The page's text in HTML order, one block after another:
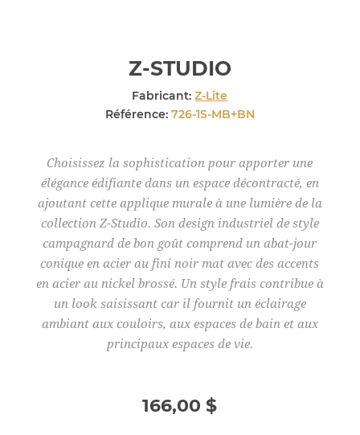
Z-STUDIO
Fabricant: Z-Lite
Référence: 726-1S-MB+BN
Choisissez la sophistication pour apporter une
élégance édifiante dans un espace décontracté, en
ajoutant cette applique murale à une lumière de la
collection Z-Studio. Son design industriel de style
campagnard de bon goût comprend un abat-jour
conique en acier au fini noir mat avec des accents
en acier au nickel brossé. Un style frais contribue à
un look saisissant car il fournit un éclairage
ambiant aux couloirs, aux espaces de bain et aux
principaux espaces de vie.
166,00 $